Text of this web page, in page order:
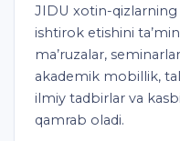
JIDU xotin-qizlarning
ishtirok etishini
ma’ruzalar,
akademik mobillik,
ilmiy tadbirlar va
qamrab oladi.